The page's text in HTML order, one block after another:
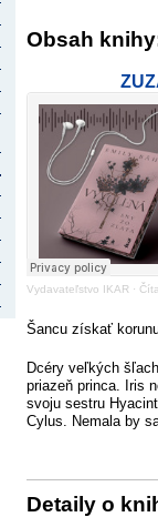
Obsah
Vydavateľstvo IKAR ·
Šancu získať
Dcéry veľkých
priazeň princa. Iris
svoju sestru
Cylus. Nemala by
Detaily o